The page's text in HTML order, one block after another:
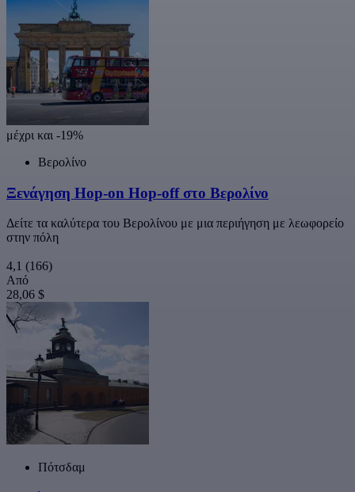
μέχρι και -19%
Βερολίνο
Ξενάγηση Hop-on Hop-off στο Βερολίνο
Δείτε τα καλύτερα του Βερολίνου με μια περιήγηση με λεωφορείο
στην πόλη
4,1 (166)
Από
28,06 $
Πότσδαμ